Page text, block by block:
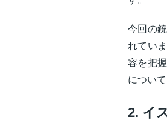
今回の
れてい
容を把
につい
2. イ